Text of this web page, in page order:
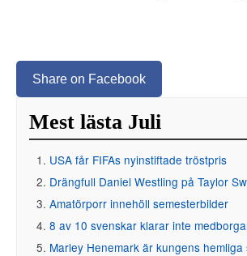
Share on Facebook
Mest lästa Juli
USA får FIFAs nyinstiftade tröstpris
Drängfull Daniel Westling på Taylor
Amatörporr innehöll semesterbilder
8 av 10 svenskar klarar inte
Marley Henemark är kungens hemliga